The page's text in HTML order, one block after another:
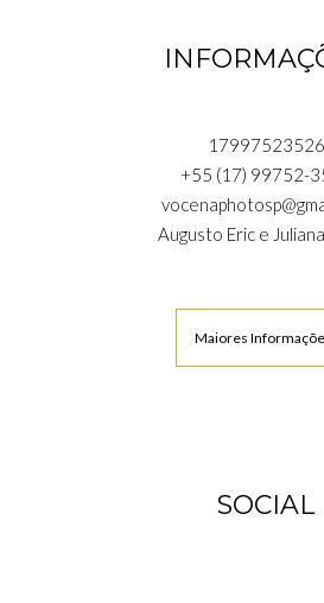
17997523526
+55 (17) 99752-
Augusto Eric e
Maiores
SOCIAL